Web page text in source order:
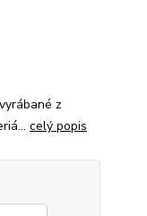
z
celý popis